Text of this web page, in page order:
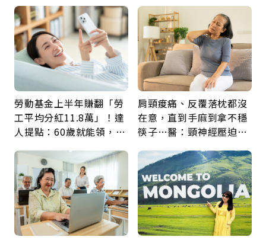
勞動基金上半年賺翻「勞
工平均分紅11.8萬」！達
人提點：60歲就能領，重
肩頸痠痛、反覆落枕都沒
在意，直到手麻到拿不穩
筷子…醫：頸神經壓迫上
鍵